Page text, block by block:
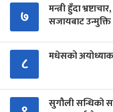
७
मन्त्री हुँदा
सजायबाट उन्मुक्ति
८ मधेसको
सुगौली सन्धिको